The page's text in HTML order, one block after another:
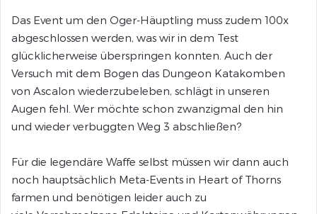
Das Event um den Oger-Häuptling muss zudem 100x
abgeschlossen werden, was wir in dem Test
glücklicherweise überspringen konnten. Auch der
Versuch mit dem Bogen das Dungeon Katakomben
von Ascalon wiederzubeleben, schlägt in unseren
Augen fehl. Wer möchte schon zwanzigmal den hin
und wieder verbuggten Weg 3 abschließen?
Für die legendäre Waffe selbst müssen wir dann auch
noch hauptsächlich Meta-Events in Heart of Thorns
farmen und benötigen leider auch zu